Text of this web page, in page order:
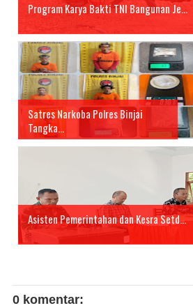
Program Karya Bakti TNI Bangunan Je...
Satres Narkoba Polres Binjai
Tangka...
Asisten Pemerintahan dan Kesra Setd...
0 komentar: